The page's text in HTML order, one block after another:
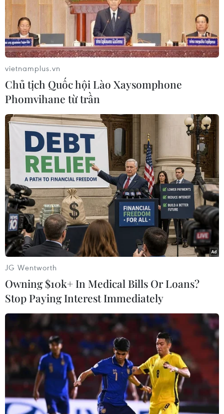
Hãng ôtô Trung Quốc quyết vượt Tesla để
chiếm ngôi vương xe điện ở châu Âu
10/05/2024 08:41
Nhà sản xuất ôtô BYD của Trung Quốc tự tin rằng có thể
ở vị trí dẫn đầu thị trường xe điện châu Âu - một trong
những thị trường ôtô cạnh tranh nhất thế giới - trước khi
kết thúc thập kỷ này.
Hiệp hội ôtô Đức phản đối điều tra chống
vietnamplus.vn
Chủ tịch Quốc hội Lào Xaysomphone
Phomvihane từ trần
JG Wentworth
Owning $10k+ In Medical Bills Or Loans?
Stop Paying Interest Immediately